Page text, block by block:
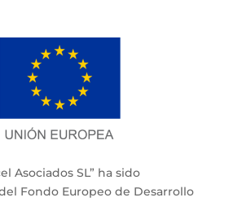
Asociados SL” ha sido
Fondo Europeo de Desarrollo